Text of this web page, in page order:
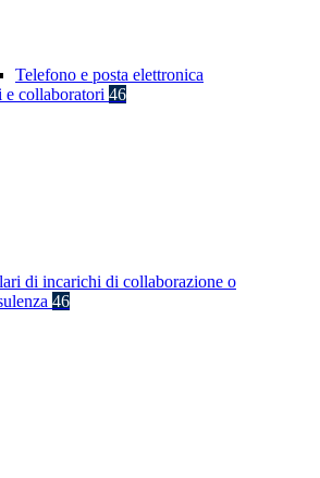
Telefono e posta elettronica
e collaboratori 46
di incarichi di collaborazione o
46